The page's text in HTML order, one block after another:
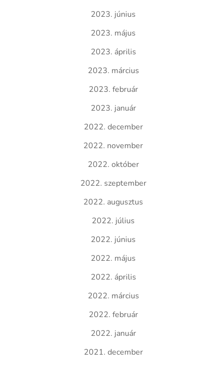
2023. június
2023. május
2023. április
2023. március
2023. február
2023. január
2022. december
2022. november
2022. október
2022. szeptember
2022. augusztus
2022. július
2022. június
2022. május
2022. április
2022. március
2022. február
2022. január
2021. december